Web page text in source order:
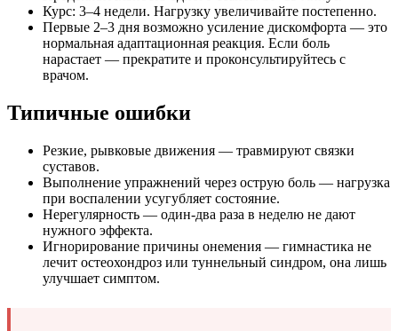
Курс: 3–4 недели. Нагрузку увеличивайте постепенно.
Первые 2–3 дня возможно усиление дискомфорта — это
нормальная адаптационная реакция. Если боль
нарастает — прекратите и проконсультируйтесь с
врачом.
Типичные ошибки
Резкие, рывковые движения — травмируют связки
суставов.
Выполнение упражнений через острую боль — нагрузка
при воспалении усугубляет состояние.
Нерегулярность — один-два раза в неделю не дают
нужного эффекта.
Игнорирование причины онемения — гимнастика не
лечит остеохондроз или туннельный синдром, она лишь
улучшает симптом.